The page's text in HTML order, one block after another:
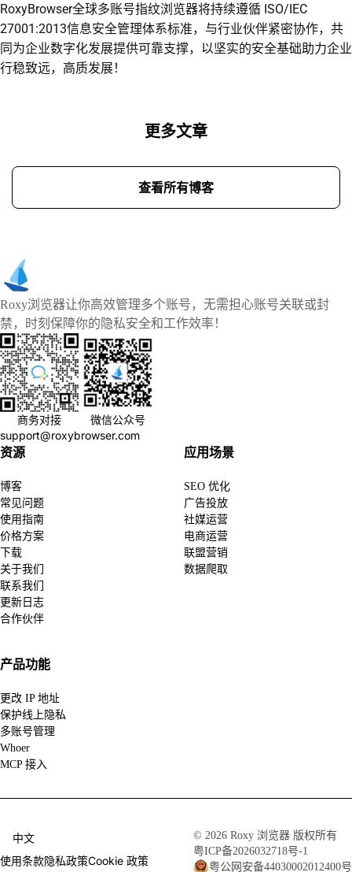
RoxyBrowser全球多账号指纹浏览器将持续遵循 ISO/IEC
27001:2013信息安全管理体系标准，与行业伙伴紧密协作，共
同为企业数字化发展提供可靠支撑，以坚实的安全基础助力企业
行稳致远，高质发展！
更多文章
查看所有博客
Roxy浏览器让你高效管理多个账号，无需担心账号关联或封
禁，时刻保障你的隐私安全和工作效率！
商务对接
微信公众号
support@roxybrowser.com
资源
博客
常见问题
使用指南
价格方案
下载
关于我们
联系我们
更新日志
合作伙伴
应用场景
SEO 优化
广告投放
社媒运营
电商运营
联盟营销
数据爬取
产品功能
更改 IP 地址
保护线上隐私
多账号管理
Whoer
MCP 接入
中文
使用条款隐私政策Cookie 政策
© 2026 Roxy 浏览器 版权所有
粤ICP备2026032718号-1
粤公网安备44030002012400号